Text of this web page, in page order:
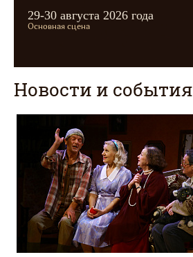
29-30 августа 2026 года
Основная сцена
Новости и события